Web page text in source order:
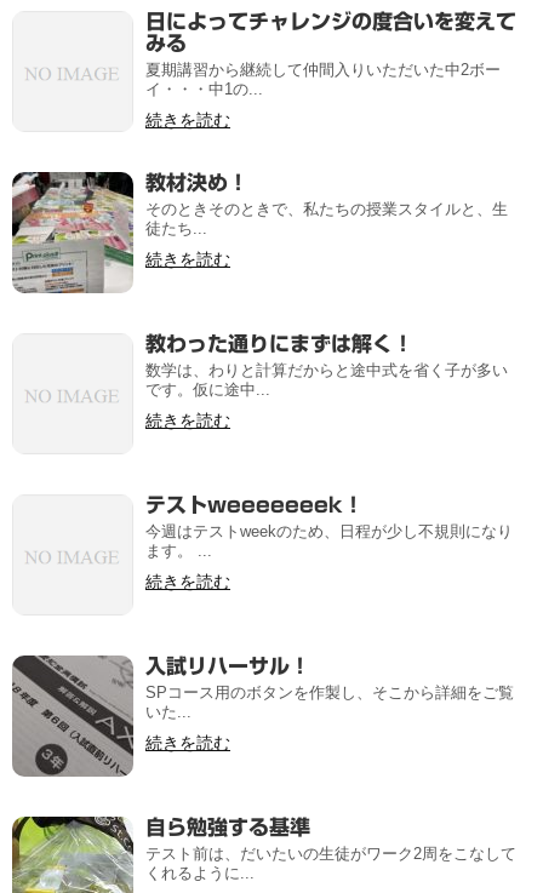
日によってチャレンジの度合いを変えて
みる
夏期講習から継続して仲間入りいただいた中2ボー
イ・・・中1の...
続きを読む
教材決め！
そのときそのときで、私たちの授業スタイルと、生
徒たち...
続きを読む
教わった通りにまずは解く！
数学は、わりと計算だからと途中式を省く子が多い
です。仮に途中...
続きを読む
テストweeeeeeek！
今週はテストweekのため、日程が少し不規則になり
ます。 ...
続きを読む
入試リハーサル！
SPコース用のボタンを作製し、そこから詳細をご覧
いた...
続きを読む
自ら勉強する基準
テスト前は、だいたいの生徒がワーク2周をこなして
くれるように...